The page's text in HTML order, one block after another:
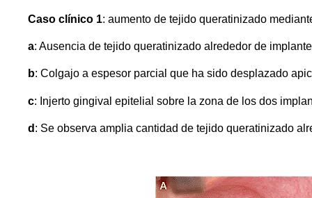
Caso clínico 1: aumento de tejido queratinizado
a: Ausencia de tejido queratinizado alrededor de
b: Colgajo a espesor parcial que ha sido desplazado
c: Injerto gingival epitelial sobre la zona de los dos
d : Se observa amplia cantidad de tejido queratinizado